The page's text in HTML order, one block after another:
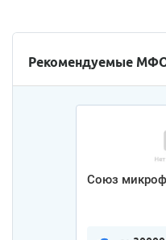
Рекомендуемые
Союз